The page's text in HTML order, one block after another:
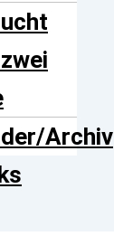
Archiv